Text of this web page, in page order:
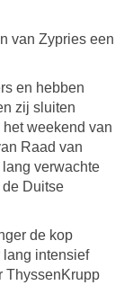
van Zypries een
en hebben
zij sluiten
weekend van
Raad van
verwachte
Duitse
de kop
lang intensief
ThyssenKrupp